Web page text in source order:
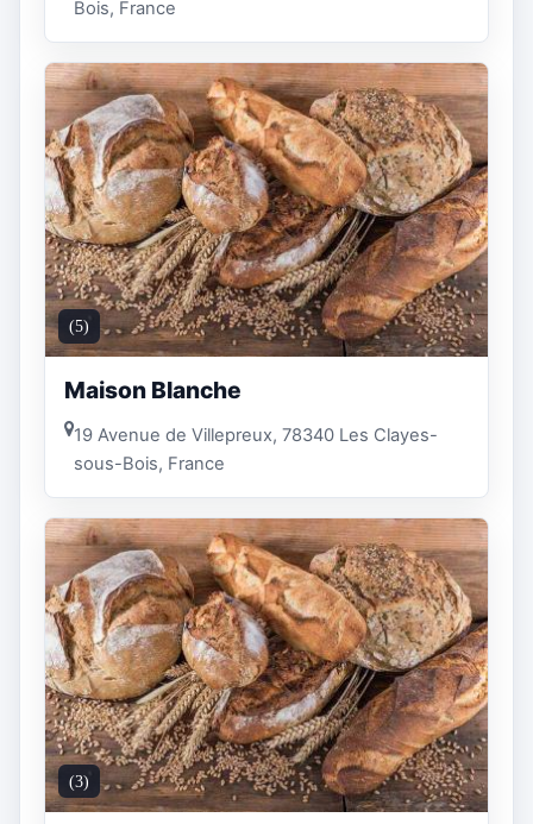
Bois, France
(5)
Maison Blanche
19 Avenue de Villepreux, 78340 Les Clayes-
sous-Bois, France
(3)